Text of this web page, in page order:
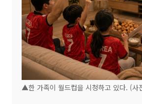
▲한 가족이 월드컵을 시청하고 있다. (사